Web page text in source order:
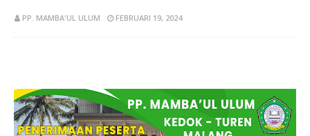
PP. MAMBA'UL ULUM FEBRUARI 19, 2024